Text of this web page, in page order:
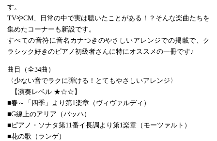
す。
TVやCM、日常の中で実は聴いたことがある！？そんな楽曲たちを
集めたコーナーも新設です。
すべての音符に音名カナつきのやさしいアレンジでの掲載で、ク
ラシック好きのピアノ初級者さんに特にオススメの一冊です♪
曲目（全34曲）
〈少ない音でラクに弾ける！とてもやさしいアレンジ〉
【演奏レベル ★☆☆】
■春～「四季」より第1楽章（ヴィヴァルディ）
■G線上のアリア（バッハ）
■ピアノ・ソナタ第11番イ長調より第1楽章（モーツァルト）
■花の歌（ランゲ）